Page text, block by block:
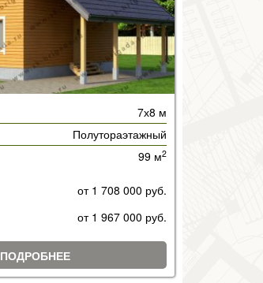
7х8 м
Полутораэтажный
99 м2
от 1 708 000 руб.
от 1 967 000 руб.
ПОДРОБНЕЕ